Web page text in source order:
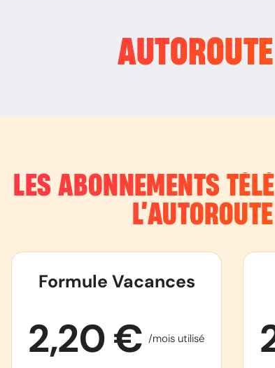
LES ABONNEMENTS
L’AUTOROUTE
Formule Vacances
2,20 € /mois utilisé